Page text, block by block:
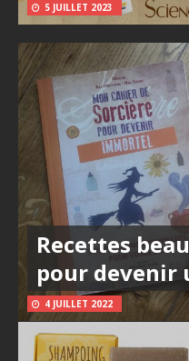
5 JUILLET 2023
Recettes
pour devenir
4 JUILLET 2022